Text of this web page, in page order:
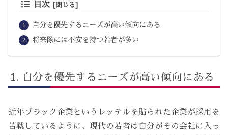
目次
自分を優先するニーズが高い傾向にある
将来像には不安を持つ若者が多い
自分を優先するニーズが高い傾向にある
近年ブラック企業というレッテルを貼られた企業が採用を
苦戦しているように、現代の若者は自分がその会社に入っ